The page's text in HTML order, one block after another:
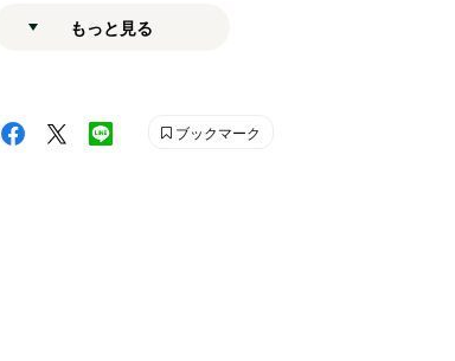
もっと見る
ブックマーク